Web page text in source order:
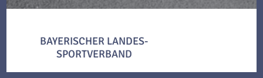
BAYERISCHER LANDES-
SPORTVERBAND